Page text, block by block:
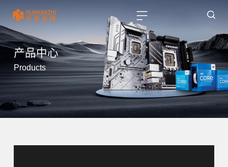
产品中心
Products